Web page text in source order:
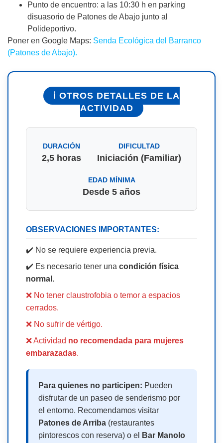
Punto de encuentro: a las 10:30 h en parking
disuasorio de Patones de Abajo junto al
Polideportivo.
Poner en Google Maps: Senda Ecológica del Barranco
(Patones de Abajo).
ℹ️ OTROS DETALLES DE LA
ACTIVIDAD
DURACIÓN
2,5 horas
DIFICULTAD
Iniciación (Familiar)
EDAD MÍNIMA
Desde 5 años
OBSERVACIONES IMPORTANTES:
✔️ No se requiere experiencia previa.
✔️ Es necesario tener una condición física
normal .
❌ No tener claustrofobia o temor a espacios
cerrados.
❌ No sufrir de vértigo.
❌ Actividad no recomendada para mujeres
embarazadas.
Para quienes no participen: Pueden
disfrutar de un paseo de senderismo por
el entorno. Recomendamos visitar
Patones de Arriba (restaurantes
pintorescos con reserva) o el
Bar Manolo